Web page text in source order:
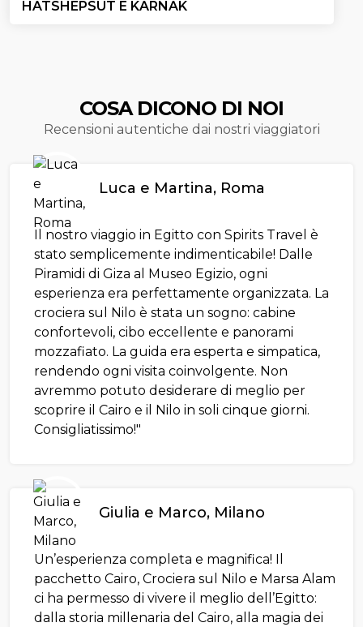
HATSHEPSUT E KARNAK
COSA DICONO DI NOI
Recensioni autentiche dai nostri viaggiatori
Luca e Martina, Roma
Il nostro viaggio in Egitto con Spirits Travel è
stato semplicemente indimenticabile! Dalle
Piramidi di Giza al Museo Egizio, ogni
esperienza era perfettamente organizzata. La
crociera sul Nilo è stata un sogno: cabine
confortevoli, cibo eccellente e panorami
mozzafiato. La guida era esperta e simpatica,
rendendo ogni visita coinvolgente. Non
avremmo potuto desiderare di meglio per
scoprire il Cairo e il Nilo in soli cinque giorni.
Consigliatissimo!"
Giulia e Marco, Milano
Un’esperienza completa e magnifica! Il
pacchetto Cairo, Crociera sul Nilo e Marsa Alam
ci ha permesso di vivere il meglio dell’Egitto:
dalla storia millenaria del Cairo, alla magia dei